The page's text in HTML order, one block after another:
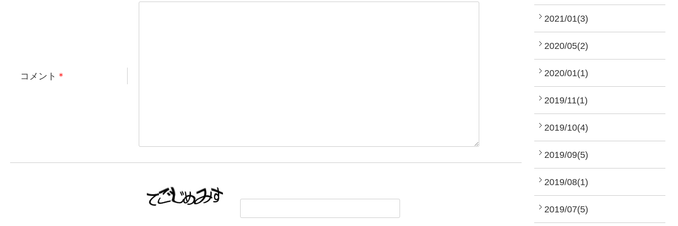
コメント ＊
2021/01(3)
2020/05(2)
2020/01(1)
2019/11(1)
2019/10(4)
2019/09(5)
2019/08(1)
2019/07(5)